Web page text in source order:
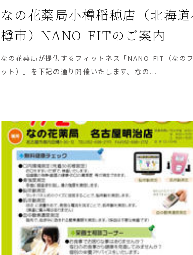
なの花薬局小樽稲穂店（北海
樽市）NANO-FITのご案内
なの花薬局が提供するフィットネス「NANO-FIT（なの
ット）」を下記の通り開催いたします。なの...